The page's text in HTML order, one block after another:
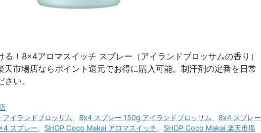
！8×4アロマスイッチ スプレー（アイランドブロッサムの香り）
市場店ならポイント還元でお得に購入可能。制汗剤の定番を日常
い。
イランドブロッサム 8x4 スプレー 150g アイランドブロッサム
8x4 スプレー
スプレー SHOP Coco Makai アロマスイッチ
SHOP Coco Makai 楽天市場